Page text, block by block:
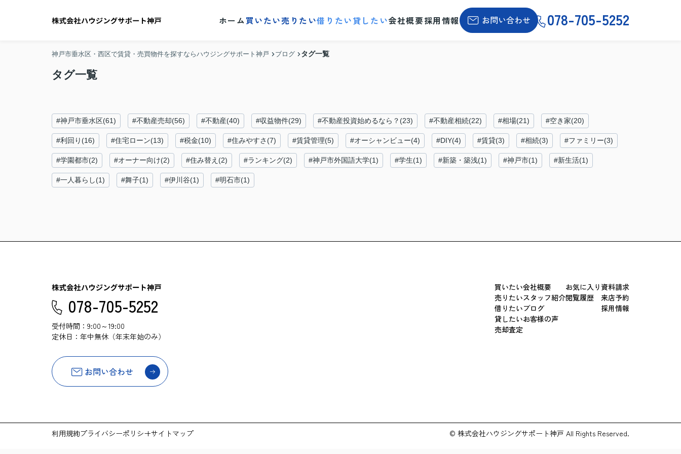
ホーム買いたい売りたい借りたい貸したい会社概要採用情報 お問い合わせ 078-705-5252
神戸市垂水区・西区で賃貸・売買物件を探すならハウジングサポート神戸 ブログ タグ一覧
タグ一覧
#神戸市垂水区(61) #不動産売却(56) #不動産(40) #収益物件(29) #不動産投資始めるなら？(23) #不動産相続(22) #相場(21) #空き家(20)
#利回り(16) #住宅ローン(13) #税金(10) #住みやすさ(7) #賃貸管理(5) #オーシャンビュー(4) #DIY(4) #賃貸(3) #相続(3) #ファミリー(3)
#学園都市(2) #オーナー向け(2) #住み替え(2) #ランキング(2) #神戸市外国語大学(1) #学生(1) #新築・築浅(1) #神戸市(1) #新生活(1)
#一人暮らし(1) #舞子(1) #伊川谷(1) #明石市(1)
078-705-5252
受付時間：9:00～19:00
定休日：年中無休（年末年始のみ）
お問い合わせ
買いたい
売りたい
借りたい
貸したい
売却査定
会社概要
スタッフ紹介
ブログ
お客様の声
お気に入り
閲覧履歴
資料請求
来店予約
採用情報
利用規約プライバシーポリシーサイトマップ © 株式会社ハウジングサポート神戸 All Rights Reserved.